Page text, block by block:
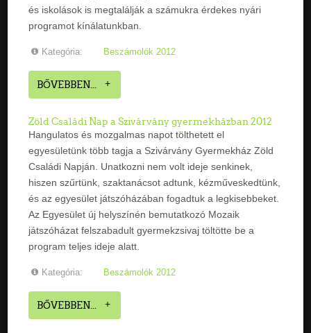
és iskolások is megtalálják a számukra érdekes nyári
programot kínálatunkban.
Kategória: Beszámolók 2012
BŐVEBBEN...
Zöld Családi Nap a Szivárvány gyermekházban 2012
Hangulatos és mozgalmas napot tölthetett el
egyesületünk több tagja a Szivárvány Gyermekház Zöld
Családi Napján. Unatkozni nem volt ideje senkinek,
hiszen szűrtünk, szaktanácsot adtunk, kézműveskedtünk,
és az egyesület játszóházában fogadtuk a legkisebbeket.
Az Egyesület új helyszínén bemutatkozó Mozaik
játszóházat felszabadult gyermekzsivaj töltötte be a
program teljes ideje alatt.
Kategória: Beszámolók 2012
BŐVEBBEN...